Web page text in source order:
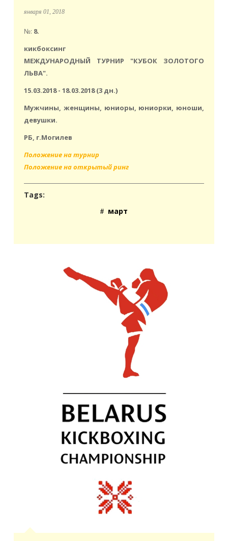
января 01, 2018
№: 8.
кикбоксинг
МЕЖДУНАРОДНЫЙ ТУРНИР "КУБОК ЗОЛОТОГО
ЛЬВА".
15.03.2018 - 18.03.2018 (3 дн.)
Мужчины, женщины, юниоры, юниорки, юноши,
девушки.
РБ, г.Могилев
Положение на турнир
Положение на открытый ринг
Tags:
март